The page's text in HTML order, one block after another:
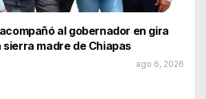
al gobernador en gira
sierra madre de Chiapas
ago 6, 2026